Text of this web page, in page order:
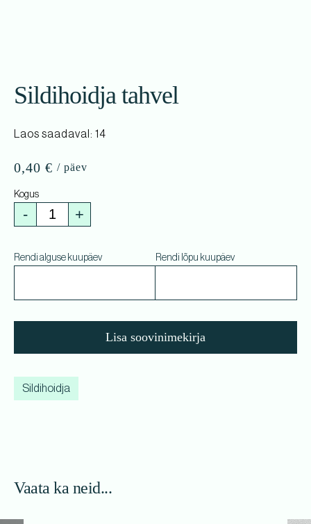
Sildihoidja tahvel
Laos saadaval: 14
0,40 €
- +
Rendi alguse kuupäev Rendi lõpu kuupäev
Lisa soovinimekirja
Sildihoidja
Vaata ka neid...